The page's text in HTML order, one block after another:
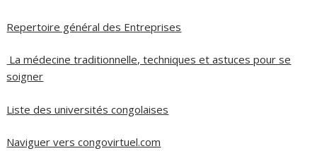
Repertoire général des Entreprises
La médecine traditionnelle, techniques et astuces pour se
soigner
Liste des universités congolaises
Naviguer vers congovirtuel.com